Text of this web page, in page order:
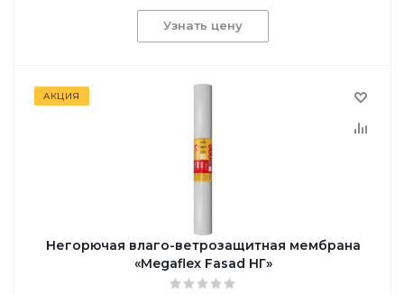
Узнать цену
АКЦИЯ
Негорючая влаго-ветрозащитная мембрана
«Megaflex Fasad НГ»